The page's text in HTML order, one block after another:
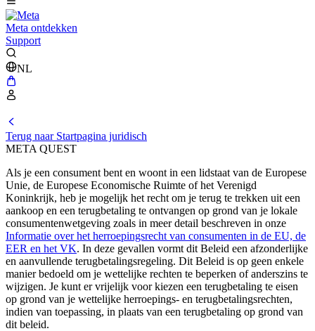
Meta ontdekken
Support
NL
Terug naar Startpagina juridisch
META QUEST
Als je een consument bent en woont in een lidstaat van de Europese
Unie, de Europese Economische Ruimte of het Verenigd
Koninkrijk, heb je mogelijk het recht om je terug te trekken uit een
aankoop en een terugbetaling te ontvangen op grond van je lokale
consumentenwetgeving zoals in meer detail beschreven in onze
Informatie over het herroepingsrecht van consumenten in de EU, de
EER en het VK. In deze gevallen vormt dit Beleid een afzonderlijke
en aanvullende terugbetalingsregeling. Dit Beleid is op geen enkele
manier bedoeld om je wettelijke rechten te beperken of anderszins te
wijzigen. Je kunt er vrijelijk voor kiezen een terugbetaling te eisen
op grond van je wettelijke herroepings- en terugbetalingsrechten,
indien van toepassing, in plaats van een terugbetaling op grond van
dit beleid.